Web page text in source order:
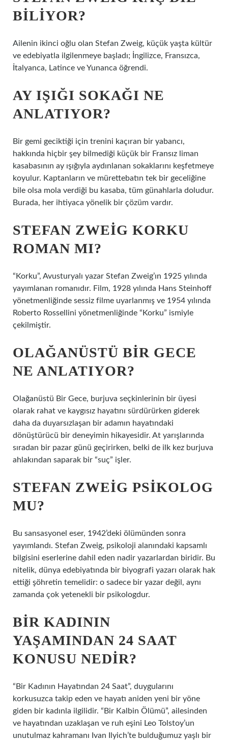
BILIYOR?
Ailenin ikinci oğlu olan Stefan Zweig, küçük yaşta kültür
ve edebiyatla ilgilenmeye başladı; İngilizce, Fransızca,
İtalyanca, Latince ve Yunanca öğrendi.
AY IŞIĞI SOKAĞI NE
ANLATIYOR?
Bir gemi geciktiği için trenini kaçıran bir yabancı,
hakkında hiçbir şey bilmediği küçük bir Fransız liman
kasabasının ay ışığıyla aydınlanan sokaklarını keşfetmeye
koyulur. Kaptanların ve mürettebatın tek bir geceliğine
bile olsa mola verdiği bu kasaba, tüm günahlarla doludur.
Burada, her ihtiyaca yönelik bir çözüm vardır.
STEFAN ZWEIG KORKU
ROMAN MI?
“Korku”, Avusturyalı yazar Stefan Zweig’ın 1925 yılında
yayımlanan romanıdır. Film, 1928 yılında Hans Steinhoff
yönetmenliğinde sessiz filme uyarlanmış ve 1954 yılında
Roberto Rossellini yönetmenliğinde “Korku” ismiyle
çekilmiştir.
OLAĞANÜSTÜ BIR GECE
NE ANLATIYOR?
Olağanüstü Bir Gece, burjuva seçkinlerinin bir üyesi
olarak rahat ve kaygısız hayatını sürdürürken giderek
daha da duyarsızlaşan bir adamın hayatındaki
dönüştürücü bir deneyimin hikayesidir. At yarışlarında
sıradan bir pazar günü geçirirken, belki de ilk kez burjuva
ahlakından saparak bir “suç” işler.
STEFAN ZWEIG PSIKOLOG
MU?
Bu sansasyonel eser, 1942’deki ölümünden sonra
yayımlandı. Stefan Zweig, psikoloji alanındaki kapsamlı
bilgisini eserlerine dahil eden nadir yazarlardan biridir. Bu
nitelik, dünya edebiyatında bir biyografi yazarı olarak hak
ettiği şöhretin temelidir: o sadece bir yazar değil, aynı
zamanda çok yetenekli bir psikologdur.
BIR KADININ
YAŞAMINDAN 24 SAAT
KONUSU NEDIR?
“Bir Kadının Hayatından 24 Saat”, duygularını
korkusuzca takip eden ve hayatı aniden yeni bir yöne
giden bir kadınla ilgilidir. “Bir Kalbin Ölümü”, ailesinden
ve hayatından uzaklaşan ve ruh eşini Leo Tolstoy’un
unutulmaz kahramanı Ivan Ilyich’te bulduğumuz yaşlı bir